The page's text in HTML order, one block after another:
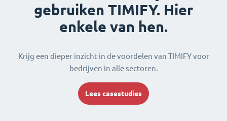
gebruiken TIMIFY. Hier
enkele van hen.
Krijg een dieper inzicht in de voordelen van TIMIFY voor
bedrijven in alle sectoren.
Lees casestudies